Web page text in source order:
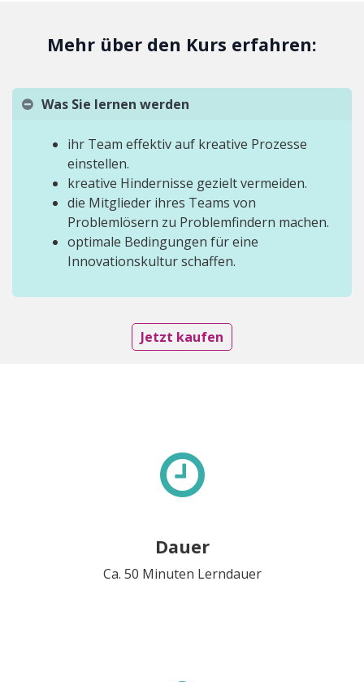
Mehr über den Kurs erfahren:
Was Sie lernen werden
ihr Team effektiv auf kreative Prozesse
einstellen.
kreative Hindernisse gezielt vermeiden.
die Mitglieder ihres Teams von
Problemlösern zu Problemfindern machen.
optimale Bedingungen für eine
Innovationskultur schaffen.
Jetzt kaufen
Dauer
Ca. 50 Minuten Lerndauer